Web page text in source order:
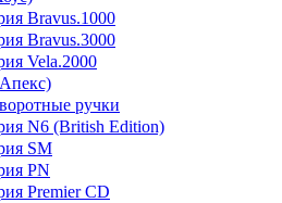
Bravus.1000
Bravus.3000
Vela.2000
ручки
N6 (British Edition)
SM
PN
Premier CD